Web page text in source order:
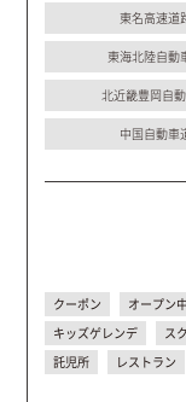
東名高速道
東海北陸自動
北近畿豊岡自
中国自動車
クーポン オープン中
キッズゲレンデ
ス
託児所
レストラン